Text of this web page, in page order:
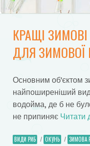
КРАЩІ
ДЛЯ ЗИМОВОЇ
Основним об'єктом
найпоширеніший
водойма, де б не
не припиняєЧитати
ВИДИ РИБ / ОКУНЬ / ЗИМОВА